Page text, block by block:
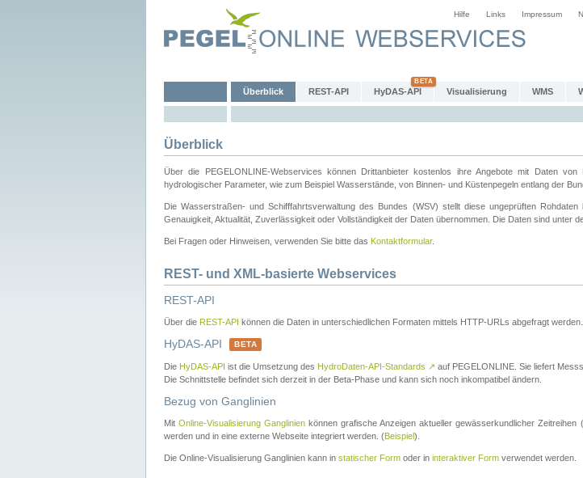
Hilfe Links Impressum
Überblick REST-API HyDAS-API Visualisierung WMS
Überblick
Über die PEGELONLINE-Webservices können Drittanbieter kostenlos ihre Angebote mit Daten
hydrologischer Parameter, wie zum Beispiel Wasserstände, von Binnen- und Küstenpegeln entlang der
Die Wasserstraßen- und Schifffahrtsverwaltung des Bundes (WSV) stellt diese ungeprüften
Genauigkeit, Aktualität, Zuverlässigkeit oder Vollständigkeit der Daten übernommen. Die Daten sind unter
Bei Fragen oder Hinweisen, verwenden Sie bitte das Kontaktformular.
REST- und XML-basierte Webservices
REST-API
Über die REST-API können die Daten in unterschiedlichen Formaten mittels HTTP-URLs abgefragt
HyDAS-API BETA
Die HyDAS-API ist die Umsetzung des HydroDaten-API-Standards ↗ auf PEGELONLINE. Sie liefert
Die Schnittstelle befindet sich derzeit in der Beta-Phase und kann sich noch inkompatibel ändern.
Bezug von Ganglinien
MitOnline-Visualisierung Ganglinien können grafische Anzeigen aktueller gewässerkundlicher
werden und in eine externe Webseite integriert werden. (Beispiel).
Die Online-Visualisierung Ganglinien kann in statischer Form oder in interaktiver Form verwendet werden.